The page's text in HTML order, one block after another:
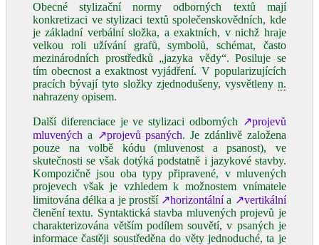
Obecné stylizační normy odborných textů mají
konkretizaci ve stylizaci textů společenskovědních, kde
je základní verbální složka, a exaktních, v nichž hraje
velkou roli užívání grafů, symbolů, schémat, často
mezinárodních prostředků „jazyka vědy“. Posiluje se
tím obecnost a exaktnost vyjádření. V popularizujících
pracích bývají tyto složky zjednodušeny, vysvětleny n.
nahrazeny opisem.
Další diferenciace je ve stylizaci odborných ↗projevů
mluvených a ↗projevů psaných. Je zdánlivě založena
pouze na volbě kódu (mluvenost a psanost), ve
skutečnosti se však dotýká podstatně i jazykové stavby.
Kompozičně jsou oba typy připravené, v mluvených
projevech však je vzhledem k možnostem vnímatele
limitována délka a je prostší ↗horizontálnía ↗vertikální
členění textu. Syntaktická stavba mluvených projevů je
charakterizována větším podílem souvětí, v psaných je
informace častěji soustředěna do věty jednoduché, ta je